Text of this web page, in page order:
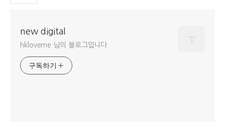
new digital
hkloveme 님의 블로그입니다.
구독하기